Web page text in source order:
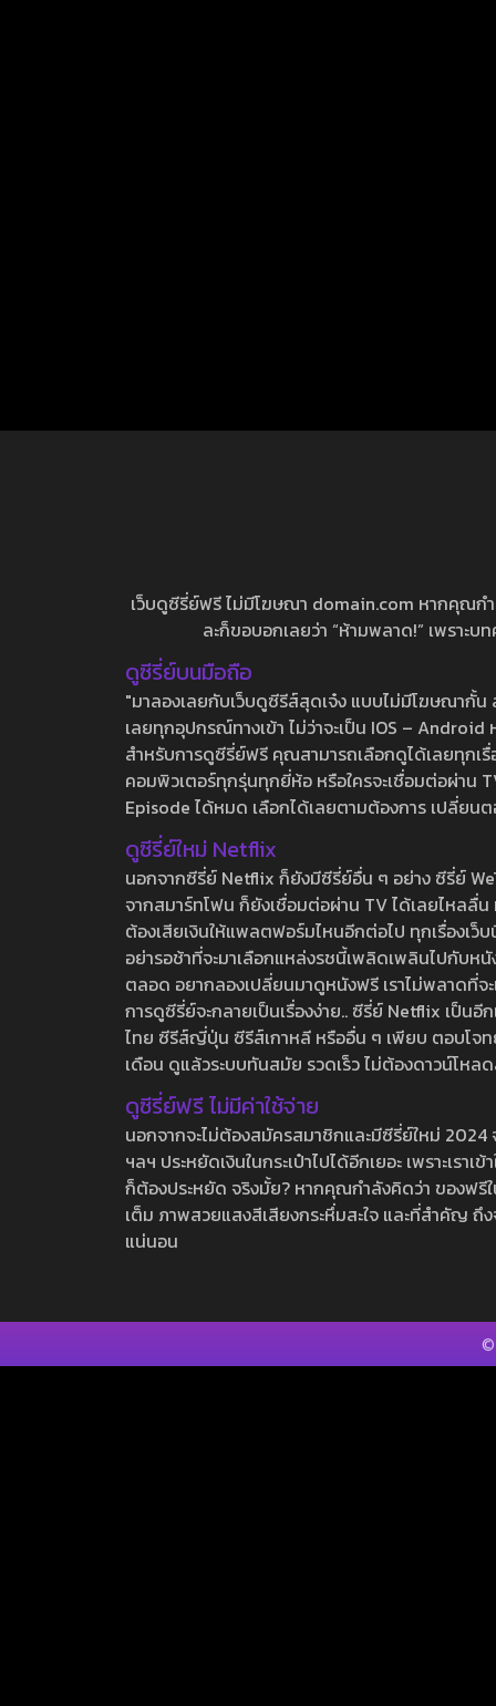
เว็บดูซีรี่ย์ฟรี ไม่มีโฆษณา domain.com หากคุณก
ละก็ขอบอกเลยว่า “ห้ามพลาด!” เพราะ
ดูซีรี่ย์บนมือถือ
"มาลองเลยกับเว็บดูซีรีส์สุดเจ๋ง แบบไม่มีโฆษณากั้
เลยทุกอุปกรณ์ทางเข้า ไม่ว่าจะเป็น IOS –
สำหรับการดูซีรี่ย์ฟรี คุณสามารถเลือกดูได้เลยทุกเ
คอมพิวเตอร์ทุกรุ่นทุกยี่ห้อ หรือใครจะเชื่อมต่อผ่าน
Episode ได้หมด เลือกได้เลยตามต้องการ เปลี่ยน
ดูซีรี่ย์ใหม่ Netflix
นอกจากซีรี่ย์ Netflix ก็ยังมีซีรี่ย์อื่น ๆ อย่าง ซีรี่ย์
จากสมาร์ทโฟน ก็ยังเชื่อมต่อผ่าน TV ได้เลยไหลลื่
ต้องเสียเงินให้แพลตฟอร์มไหนอีกต่อไป ทุกเรื่องเว็
อย่ารอช้าที่จะมาเลือกแหล่งรชนี้เพลิดเพลินไปกับห
ตลอด อยากลองเปลี่ยนมาดูหนังฟรี เราไม่พลาดที่
การดูซีรี่ย์จะกลายเป็นเรื่องง่าย.. ซีรี่ย์ Netflix เป็น
ไทย ซีรีส์ญี่ปุ่น ซีรีส์เกาหลี หรืออื่น ๆ เพียบ ตอบโจท
เดือน ดูแล้วระบบทันสมัย รวดเร็ว ไม่ต้องดาวน์โห
ดูซีรี่ย์ฟรี ไม่มีค่าใช้จ่าย
นอกจากจะไม่ต้องสมัครสมาชิกและมีซีรี่ย์ใหม่
ฯลฯ ประหยัดเงินในกระเป๋าไปได้อีกเยอะ เพราะเร
ก็ต้องประหยัด จริงมั้ย? หากคุณกำลังคิดว่า ของฟ
เต็ม ภาพสวยแสงสีเสียงกระหึ่มสะใจ และที่สำคัญ
แน่นอน
©